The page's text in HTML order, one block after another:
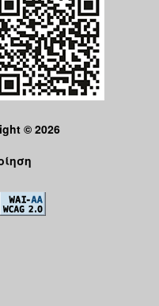
© 2026